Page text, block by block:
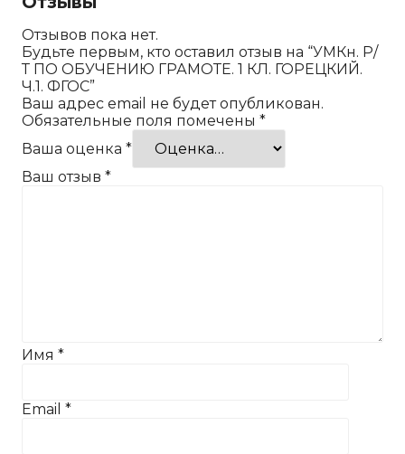
Отзывов пока нет.
Будьте первым, кто оставил отзыв на “УМКн. Р/
Т ПО ОБУЧЕНИЮ ГРАМОТЕ. 1 КЛ. ГОРЕЦКИЙ.
Ч.1. ФГОС”
Ваш адрес email не будет опубликован.
Обязательные поля помечены *
Ваша оценка *
Ваш отзыв *
Имя *
Email *